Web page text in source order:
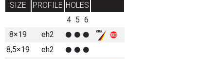
SIZE PROFILE HOLES
4 5 6
8×19
eh2
8,5×19
eh2